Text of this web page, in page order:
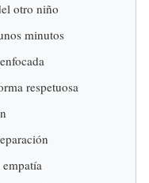
otro niño
minutos
respetuosa